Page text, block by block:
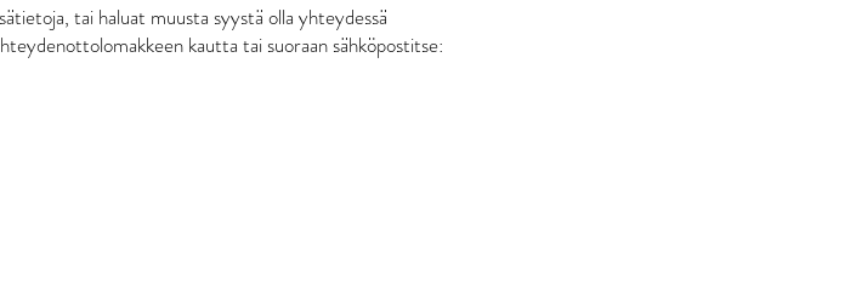
tai haluat muusta syystä olla yhteydessä
kautta tai suoraan sähköpostitse: